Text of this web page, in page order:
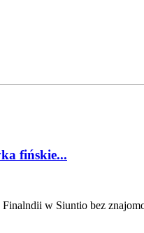
fińskie...
w Siuntio bez